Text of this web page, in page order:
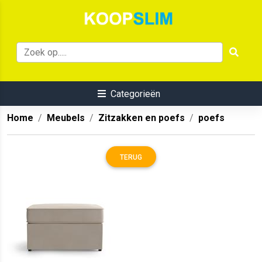
Categorieën
Home Meubels Zitzakken en poefs poefs
TERUG